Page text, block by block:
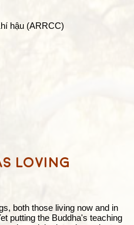
hậu (ARRCC)
loving
both those living now and in
putting the Buddha's teaching